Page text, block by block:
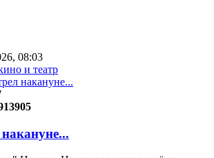
08:03
и театр
накануне...